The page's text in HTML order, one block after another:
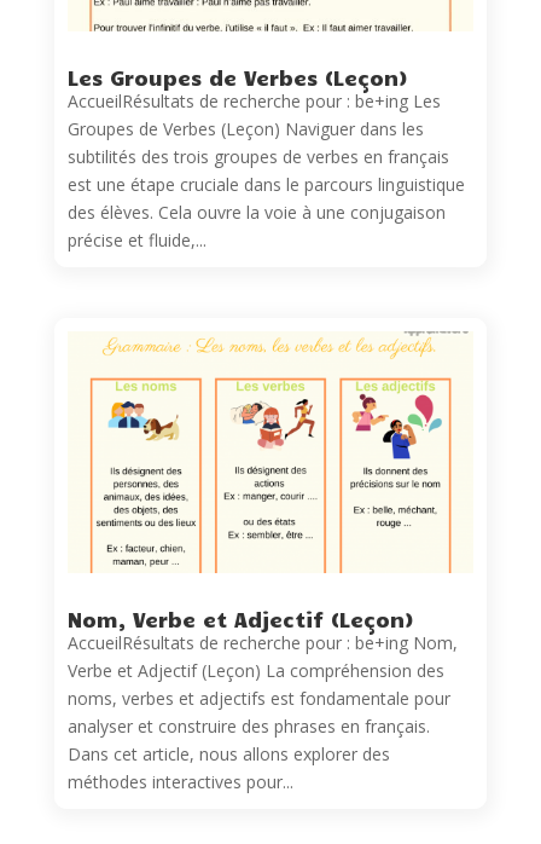
Les Groupes de Verbes (Leçon)
AccueilRésultats de recherche pour : be+ing Les
Groupes de Verbes (Leçon) Naviguer dans les
subtilités des trois groupes de verbes en français
est une étape cruciale dans le parcours linguistique
des élèves. Cela ouvre la voie à une conjugaison
précise et fluide,...
Nom, Verbe et Adjectif (Leçon)
AccueilRésultats de recherche pour : be+ing Nom,
Verbe et Adjectif (Leçon) La compréhension des
noms, verbes et adjectifs est fondamentale pour
analyser et construire des phrases en français.
Dans cet article, nous allons explorer des
méthodes interactives pour...